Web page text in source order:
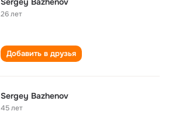
26 лет
Добавить в друзья
Sergey Bazhenov
45 лет